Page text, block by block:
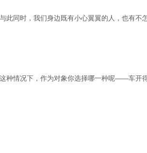
同时，我们身边既有小心翼翼的人，也有不
种情况下，作为对象你选择哪一种呢——车开